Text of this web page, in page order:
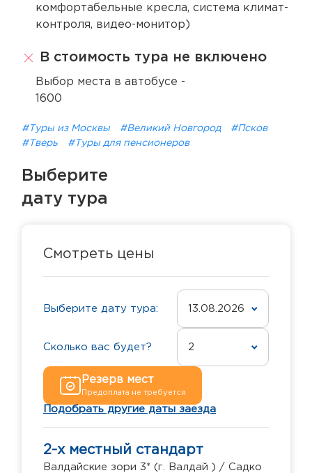
комфортабельные кресла, система климат-
контроля, видео-монитор)
В стоимость тура не включено
Выбор места в автобусе -
1600
#Туры из Москвы #Великий Новгород
#Псков
#Тверь
#Туры для пенсионеров
Выберите
дату тура
Смотреть цены
Выберите дату тура: 13.08.2026
Сколько вас будет? 2
Резерв мест
Предоплата не требуется
Подобрать другие даты заезда
2-х местный стандарт
Валдайские зори 3* (г. Валдай ) / Садко